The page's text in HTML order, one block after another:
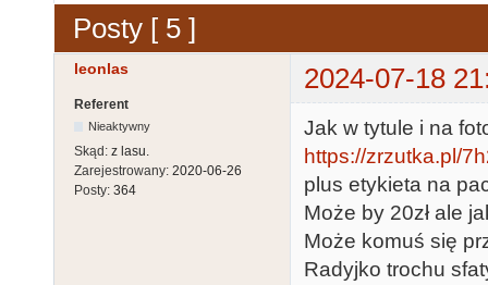
Posty [ 5 ]
leonlas 2024-07-18
Referent
Nieaktywny
Skąd: z lasu.
Zarejestrowany: 2020-06-26
Posty: 364
Jak w tytule i na
https://zrzutka.pl/
plus etykieta na
Może by 20zł ale
Może komuś się
Radyjko trochu